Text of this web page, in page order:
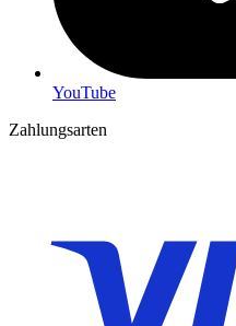
YouTube
Zahlungsarten